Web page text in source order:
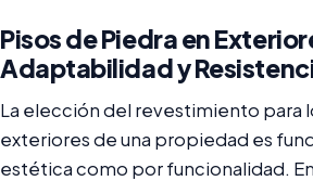
Pisos de Piedra en
Adaptabilidad y
La elección del revestimiento para
exteriores de una propiedad es
estética como por funcionalidad.